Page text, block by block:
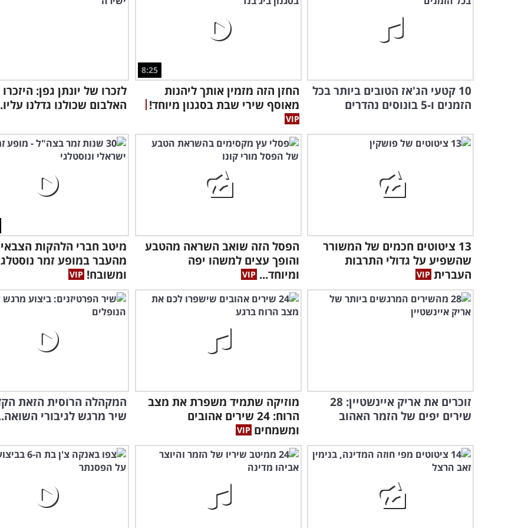
10 קטעי הג'אז הטובים ביותר בכל
הזמנים ו-5 בונוסים נהדרים
8:25
החזן הזה מזמין אותך ליהנות
מאוסף שירי שבת בסגנון מיוחד!
לזכרו של יונתן גפן:
האלבום שכולנו גדלנו
13 ציטוטים חכמים של המשורר
שהשפיע על גדולי התרבות
העברית
הפסל הזה שואב השראה מהטבע
והופך עצים למשהו יפה
ומיוחד...
מיטב חברי הלהקות
מהעבר במופע זמר
ומשובח!
זוכרים את אריק איינשטיין: 28
שירים יפים של הזמר האהוב
מוזיקה שתמיד משפרת את מצב
הרוח: 24 שירים אהובים
ומשמחים
המקהלה הרוסית הזאת
שיר מרגש לגיבורי